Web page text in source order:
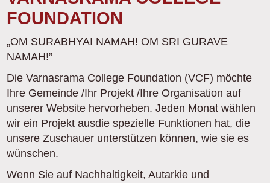
FOUNDATION
„OM SURABHYAI NAMAH! OM SRI GURAVE
NAMAH!”
Die Varnasrama College Foundation (VCF) möchte
Ihre Gemeinde /Ihr Projekt /Ihre Organisation auf
unserer Website hervorheben. Jeden Monat wählen
wir ein Projekt ausdie spezielle Funktionen hat, die
unsere Zuschauer unterstützen können, wie sie es
wünschen.
Wenn Sie auf Nachhaltigkeit, Autarkie und